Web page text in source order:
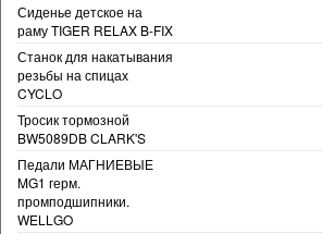
Сиденье детское на
раму TIGER RELAX B-FIX
Станок для накатывания
резьбы на спицах
CYCLO
Тросик тормозной
BW5089DB CLARK'S
Педали МАГНИЕВЫЕ
MG1 герм.
промподшипники.
WELLGO